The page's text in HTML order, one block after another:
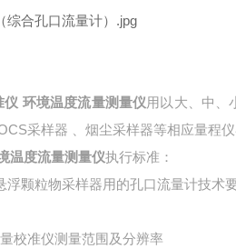
环境温度流量测量仪用以大、中、
采样器 、烟尘采样器等相应量程仪
温度流量测量仪执行标准：
浮颗粒物采样器用的孔口流量计技术
校准仪测量范围及分辨率